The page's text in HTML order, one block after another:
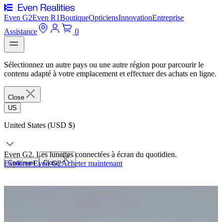
Even G2Even R1BoutiqueOpticiensInnovationEntreprise
Assistance
0
Sélectionnez un autre pays ou une autre région pour parcourir le
contenu adapté à votre emplacement et effectuer des achats en ligne.
Close
US
United States (USD $)
Continuer Close
Even G2. Les lunettes connectées à écran du quotidien.
Explorer Even G2Acheter maintenant